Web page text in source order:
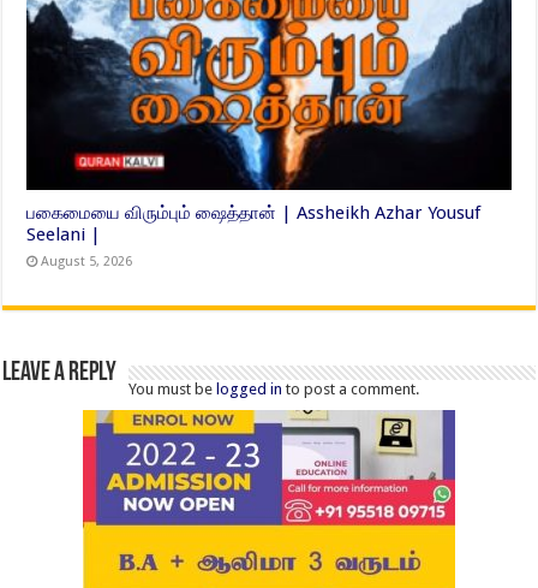
பகைமையை விரும்பும் ஷைத்தான் | Assheikh Azhar Yousuf
Seelani |
August 5, 2026
Leave a Reply
You must be logged in to post a comment.